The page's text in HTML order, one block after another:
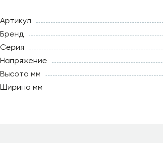
Артикул
Бренд
Серия
Напряжение
Высота мм
Ширина мм